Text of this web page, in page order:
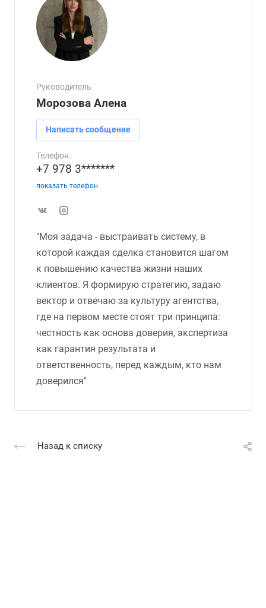
Руководитель
Морозова Алена
Написать сообщение
Телефон:
+7 978 3*******
показать телефон
"Моя задача - выстраивать систему, в
которой каждая сделка становится шагом
к повышению качества жизни наших
клиентов. Я формирую стратегию, задаю
вектор и отвечаю за культуру агентства,
где на первом месте стоят три принципа:
честность как основа доверия, экспертиза
как гарантия результата и
ответственность, перед каждым, кто нам
доверился"
Назад к списку